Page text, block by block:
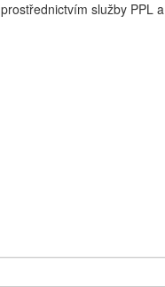
vašim dveřím. Česká lípa
služby PPL